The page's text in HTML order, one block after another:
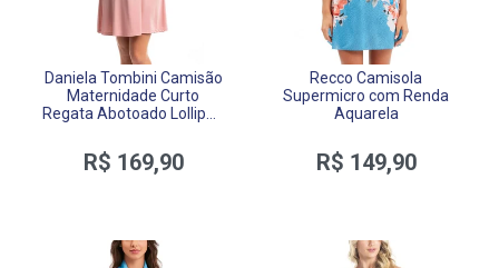
Daniela Tombini Camisão
Maternidade Curto
Regata Abotoado Lollipop
R$ 169,90
Recco Camisola
Supermicro com Renda
Aquarela
R$ 149,90